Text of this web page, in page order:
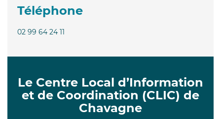
Téléphone
02 99 64 24 11
Le Centre Local d’Information
et de Coordination (CLIC) de
Chavagne